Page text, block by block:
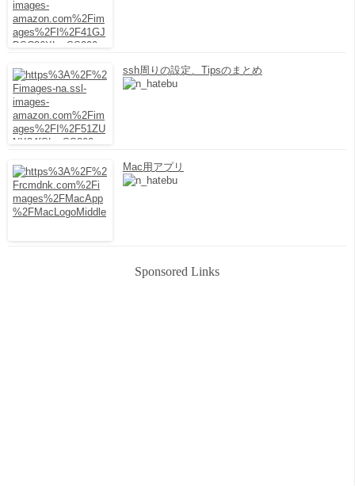
ssh周りの設定、Tipsのまとめ
Mac用アプリ
Sponsored Links